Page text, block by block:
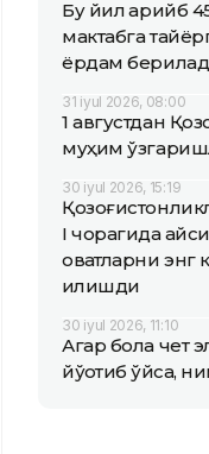
Бу йил қарийб
мактабга
ёрдам
31 iyul 2026, 08:00
1 августдан
муҳим
30 iyul 2026, 15:19
I чорагида
овқатларни энг
қилишди
30 iyul 2026, 11:10
Агар бола чет
йўқотиб қўйса,